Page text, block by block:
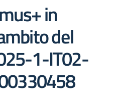
in
del
1-IT02-